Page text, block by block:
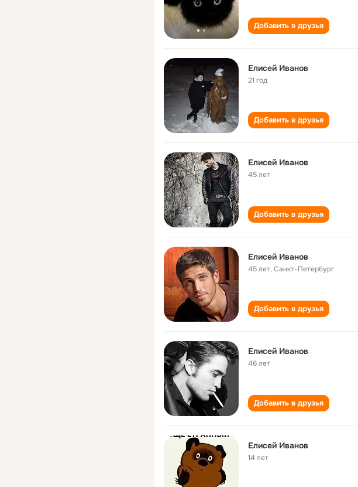
Добавить в друзья
Елисей Иванов
21 год
Добавить в друзья
Елисей Иванов
45 лет
Добавить в друзья
Елисей Иванов
45 лет,Санкт-Петербург
Добавить в друзья
Елисей Иванов
46 лет
Добавить в друзья
Елисей Иванов
14 лет